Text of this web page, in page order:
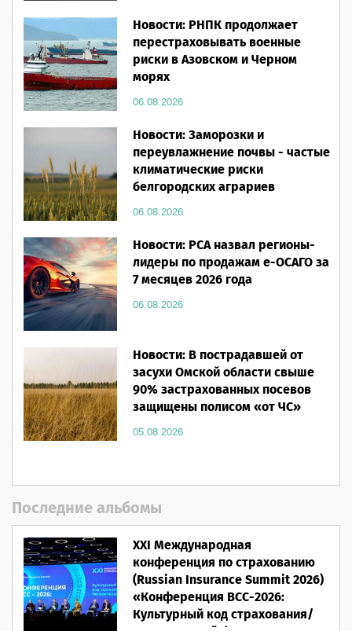
Новости: РНПК продолжает
перестраховывать военные
риски в Азовском и Черном
морях
06.08.2026
Новости: Заморозки и
переувлажнение почвы - частые
климатические риски
белгородских аграриев
06.08.2026
Новости: РСА назвал регионы-
лидеры по продажам е-ОСАГО за
7 месяцев 2026 года
06.08.2026
Новости: В пострадавшей от
засухи Омской области свыше
90% застрахованных посевов
защищены полисом «от ЧС»
05.08.2026
Последние альбомы
XXI Международная
конференция по страхованию
(Russian Insurance Summit 2026)
«Конференция ВСС-2026:
Культурный код страхования/